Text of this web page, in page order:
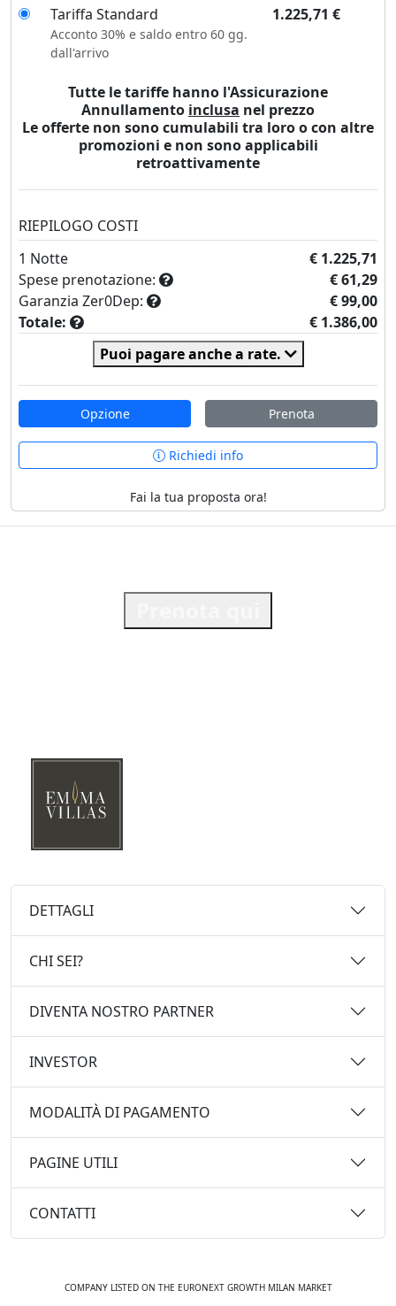
Tariffa Standard
1.225,71 €
Acconto 30% e saldo entro 60 gg.
dall'arrivo
Tutte le tariffe hanno l'Assicurazione
Annullamento inclusa nel prezzo
Le offerte non sono cumulabili tra loro o con altre
promozioni e non sono applicabili
retroattivamente
RIEPILOGO COSTI
1 Notte
€ 1.225,71
Spese prenotazione:
€ 61,29
Garanzia Zer0Dep:
€ 99,00
Totale:
€ 1.386,00
Puoi pagare anche a rate.
Opzione Prenota
Richiedi info
Fai la tua proposta ora!
DETTAGLI
CHI SEI?
DIVENTA NOSTRO PARTNER
INVESTOR
MODALITÀ DI PAGAMENTO
PAGINE UTILI
CONTATTI
COMPANY LISTED ON THE EURONEXT GROWTH MILAN MARKET